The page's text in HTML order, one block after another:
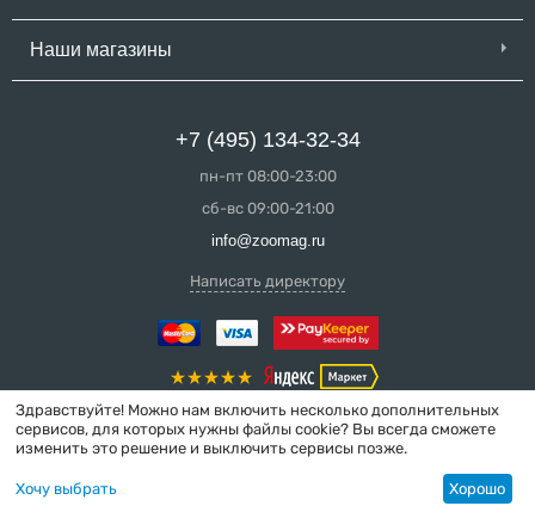
Наши магазины
+7 (495) 134-32-34
пн-пт 08:00-23:00
сб-вс 09:00-21:00
info@zoomag.ru
Написать директору
Интернет-магазин сделан в вебстудии
MakeShop.pro
Здравствуйте! Можно нам включить несколько дополнительных
сервисов, для которых нужны файлы cookie? Вы всегда сможете
изменить это решение и выключить сервисы позже.
Хочу выбрать Хорошо